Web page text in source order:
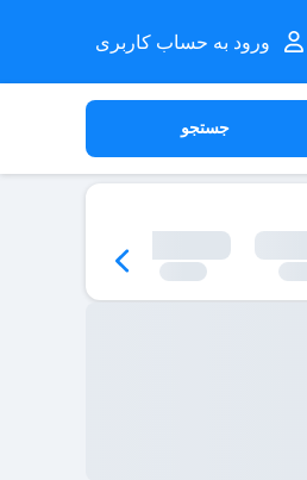
ورود به حساب کاربری
جستجو